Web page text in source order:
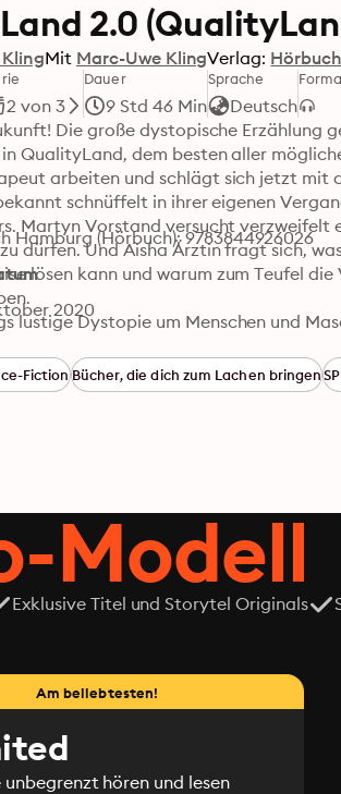
2.0
Mit Marc-Uwe KlingVerlag:
2 von 3
Dauer
9 Std 46 Min
Sprache
Deutsch
Die große dystopische Erzählung
in QualityLand, dem besten aller
arbeiten und schlägt sich jetzt mit
schnüffelt in ihrer eigenen
Martyn Vorstand versucht verzweifelt
dürfen. Und Aisha Ärztin fragt sich,
lösen kann und warum zum Teufel
lustige Dystopie um Menschen und
voller kluger Einfälle, skurriler
Autor.
Hamburg (Hörbuch): 9783844926026
2020
FictionBücher, die dich zum Lachen bringen
Modell
Exklusive Titel und Storytel Originals
Am beliebtesten!
unbegrenzt hören und lesen